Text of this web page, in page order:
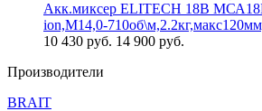
Акк.миксер ELITECH 18В
ion,М14,0-
10 430 руб. 14 900 руб.
Производители
BRAIT